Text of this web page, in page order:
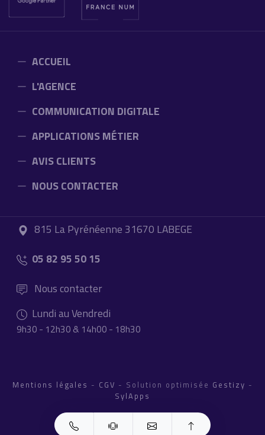
ACCUEIL
L'AGENCE
COMMUNICATION DIGITALE
APPLICATIONS MÉTIER
AVIS CLIENTS
NOUS CONTACTER
815 La Pyrénéenne 31670 LABEGE
05 82 95 50 15
Nous contacter
Lundi au Vendredi
9h30 - 12h30 & 14h00 - 18h30
Mentions légales - CGV - Solution optimisée Gestizy -
SylApps